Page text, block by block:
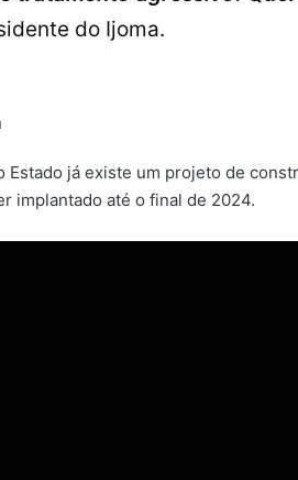
do Ijoma.
Estado já existe um projeto de
implantado até o final de 2024.